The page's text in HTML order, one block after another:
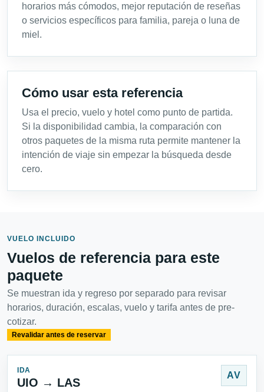
horarios más cómodos, mejor reputación de reseñas
o servicios específicos para familia, pareja o luna de
miel.
Cómo usar esta referencia
Usa el precio, vuelo y hotel como punto de partida.
Si la disponibilidad cambia, la comparación con
otros paquetes de la misma ruta permite mantener la
intención de viaje sin empezar la búsqueda desde
cero.
VUELO INCLUIDO
Vuelos de referencia para este
paquete
Se muestran ida y regreso por separado para revisar
horarios, duración, escalas, vuelo y tarifa antes de pre-
cotizar.
Revalidar antes de reservar
IDA
UIO → LAS
AV